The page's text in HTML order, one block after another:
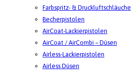
Farbspritz- & Druckluftschläuche
Becherpistolen
AirCoat-Lackierpistolen
AirCoat / AirCombi – Düsen
Airless-Lackierpistolen
Airless Düsen